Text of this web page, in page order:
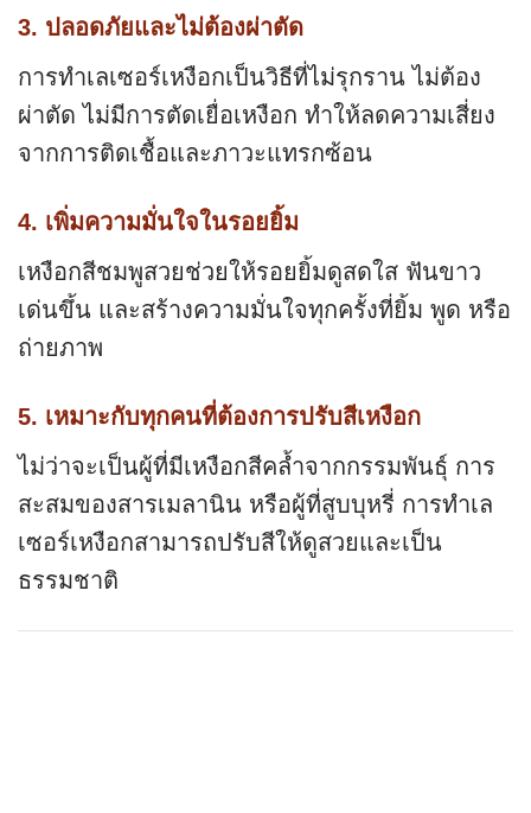
3. ปลอดภัยและไม่ต้องผ่าตัด
การทำเลเซอร์เหงือกเป็นวิธีที่ไม่รุกราน ไม่ต้อง
ผ่าตัด ไม่มีการตัดเยื่อเหงือก ทำให้ลดความเสี่ยง
จากการติดเชื้อและภาวะแทรกซ้อน
4. เพิ่มความมั่นใจในรอยยิ้ม
เหงือกสีชมพูสวยช่วยให้รอยยิ้มดูสดใส ฟันขาว
เด่นขึ้น และสร้างความมั่นใจทุกครั้งที่ยิ้ม พูด หรือ
ถ่ายภาพ
5. เหมาะกับทุกคนที่ต้องการปรับสีเหงือก
ไม่ว่าจะเป็นผู้ที่มีเหงือกสีคล้ำจากกรรมพันธุ์ การ
สะสมของสารเมลานิน หรือผู้ที่สูบบุหรี่ การทำเล
เซอร์เหงือกสามารถปรับสีให้ดูสวยและเป็น
ธรรมชาติ